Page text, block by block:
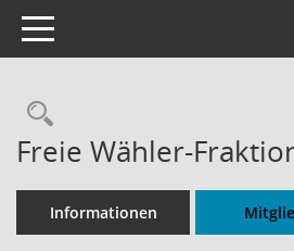
Toggle navigation
Rechercheauswahl
Freie Wähler-
Informationen